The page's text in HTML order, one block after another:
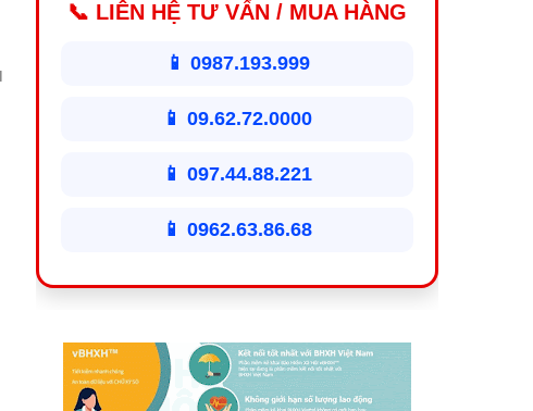
📞 LIÊN HỆ TƯ VẤN / MUA HÀNG
📱 0987.193.999
📱 09.62.72.0000
📱 097.44.88.221
📱 0962.63.86.68